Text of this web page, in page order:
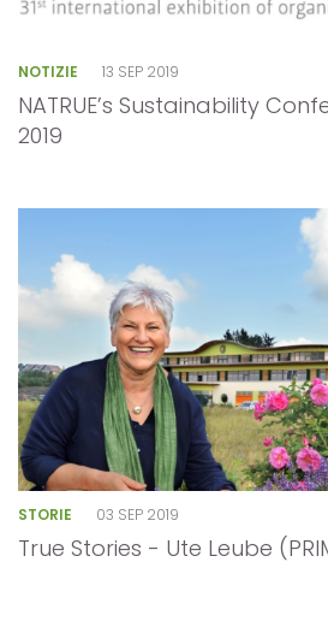
NOTIZIE 13 SEP 2019
NATRUE’s Sustainability
2019
STORIE 03 SEP 2019
True Stories - Ute Leube